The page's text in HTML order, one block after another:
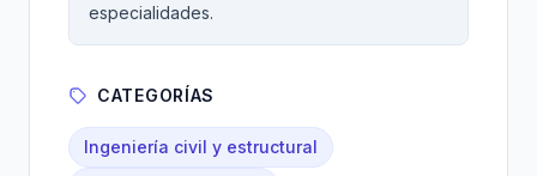
especialidades.
CATEGORÍAS
Ingeniería civil y estructural